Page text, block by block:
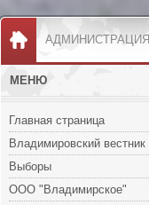
АДМИНИСТРАЦИЯ
МЕНЮ
Главная страница
Владимировский вестник
Выборы
ООО "Владимирское"